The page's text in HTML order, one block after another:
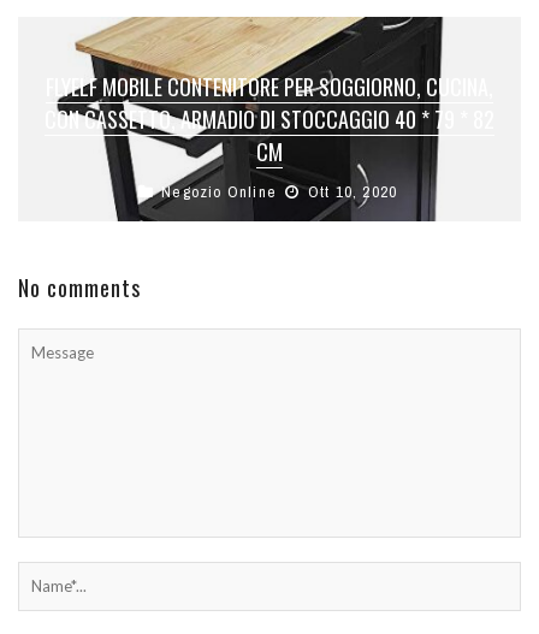
FLYELF MOBILE CONTENITORE PER SOGGIORNO, CUCINA,
CON CASSETTO, ARMADIO DI STOCCAGGIO 40 * 79 * 82
CM
Negozio Online Ott 10, 2020
No comments